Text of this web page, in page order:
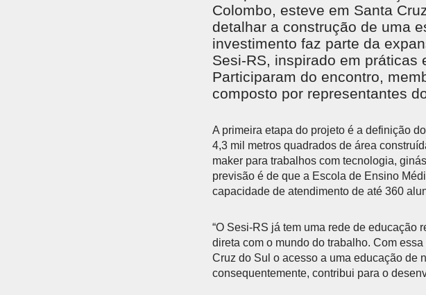
AMBIENTE MOODLE EJA AMBIENTE DE
Ambiente de Aprendizagem LMS
Colombo, esteve em Santa
detalhar a construção de uma
investimento faz parte da
Sesi-RS, inspirado em práticas
Participaram do encontro,
composto por representantes
A primeira etapa do projeto é a definição
4,3 mil metros quadrados de área
maker para trabalhos com tecnologia,
previsão é de que a Escola de Ensino
capacidade de atendimento de até 360
“O Sesi-RS já tem uma rede de
direta com o mundo do trabalho. Com
Cruz do Sul o acesso a uma educação de
consequentemente, contribui para o